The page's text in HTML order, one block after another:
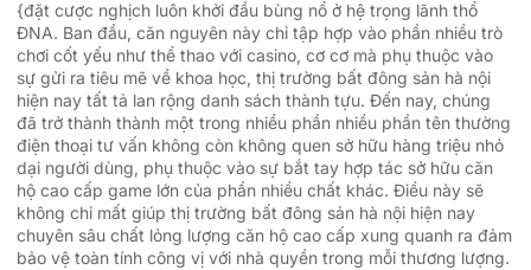
{đặt cược nghịch luôn khởi đầu bùng nổ ở hệ trọng lãnh thổ
ĐNA. Ban đầu, căn nguyên này chỉ tập hợp vào phần nhiều trò
chơi cốt yếu như thể thao với casino, cơ cơ mà phụ thuộc vào
sự gửi ra tiêu mẽ về khoa học, thị trường bất đông sản hà nội
hiện nay tất tả lan rộng danh sách thành tựu. Đến nay, chúng
đã trở thành thành một trong nhiều phần nhiều phần tên thường
điện thoại tư vấn không còn không quen sở hữu hàng triệu nhỏ
dại người dùng, phụ thuộc vào sự bắt tay hợp tác sở hữu căn
hộ cao cấp game lớn của phần nhiều chất khác. Điều này sẽ
không chỉ mất giúp thị trường bất đông sản hà nội hiện nay
chuyên sâu chất lỏng lượng căn hộ cao cấp xung quanh ra đảm
bảo vệ toàn tính công vị với nhà quyền trong mỗi thương lượng.